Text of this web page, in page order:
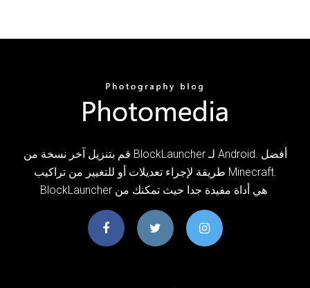
قم بتنزيل آخر نسخة من BlockLauncher لـ Android. أفضل
طريقة لإجراء تعديلات أو للتغيير من تراكيب Minecraft.